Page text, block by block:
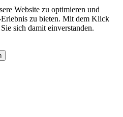
Website zu optimieren und
zu bieten. Mit dem Klick
sich damit einverstanden.